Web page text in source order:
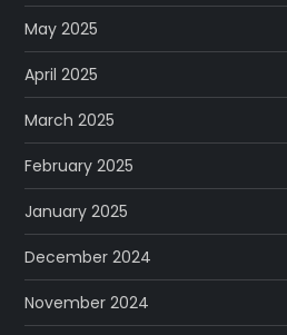
May 2025
April 2025
March 2025
February 2025
January 2025
December 2024
November 2024